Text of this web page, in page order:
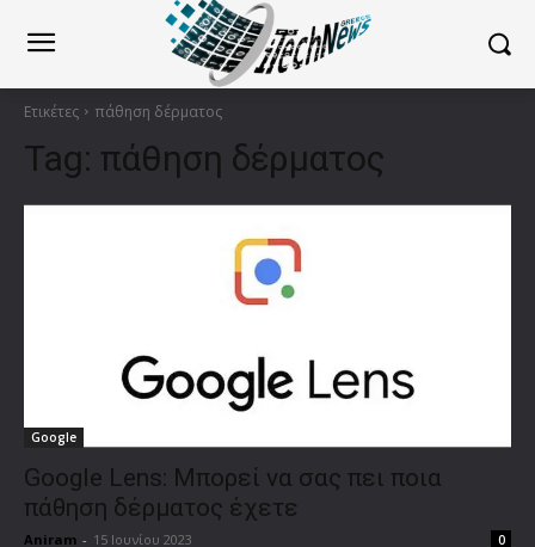
Ετικέτες πάθηση δέρματος
Tag: πάθηση δέρματος
Google
Google Lens: Μπορεί να σας πει ποια
πάθηση δέρματος έχετε
Aniram - 15 Ιουνίου 2023 0